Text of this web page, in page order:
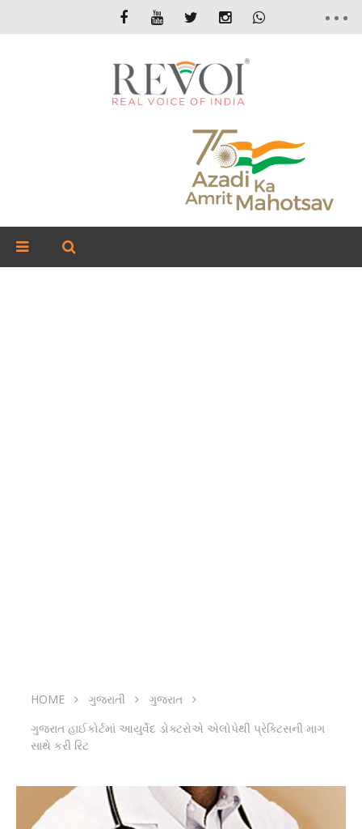
HOME ગુજરાતી
ગુજરાત
ગુજરાત હાઈકોર્ટમાં આયુર્વેદ ડોક્ટરોએ એલોપેથી પ્રેક્ટિસની માગ
સાથે કરી રિટ